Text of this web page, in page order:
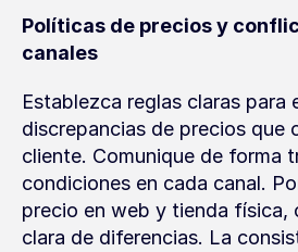
Políticas de precios y
canales
Establezca reglas claras para
discrepancias de precios que
cliente. Comunique de forma
condiciones en cada canal.
precio en web y tienda física,
clara de diferencias. La